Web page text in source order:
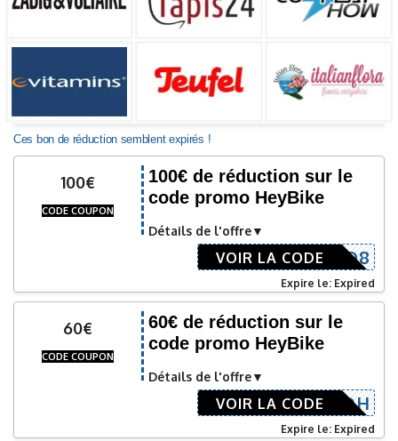
Ces bon de réduction semblent expirés !
100€
CODE COUPON
100€ de réduction sur le
code promo HeyBike
Détails de l'offre
CY81HED8
VOIR LA CODE
Expire le: Expired
60€
CODE COUPON
60€ de réduction sur le
code promo HeyBike
Détails de l'offre
63PKXADH
VOIR LA CODE
Expire le: Expired